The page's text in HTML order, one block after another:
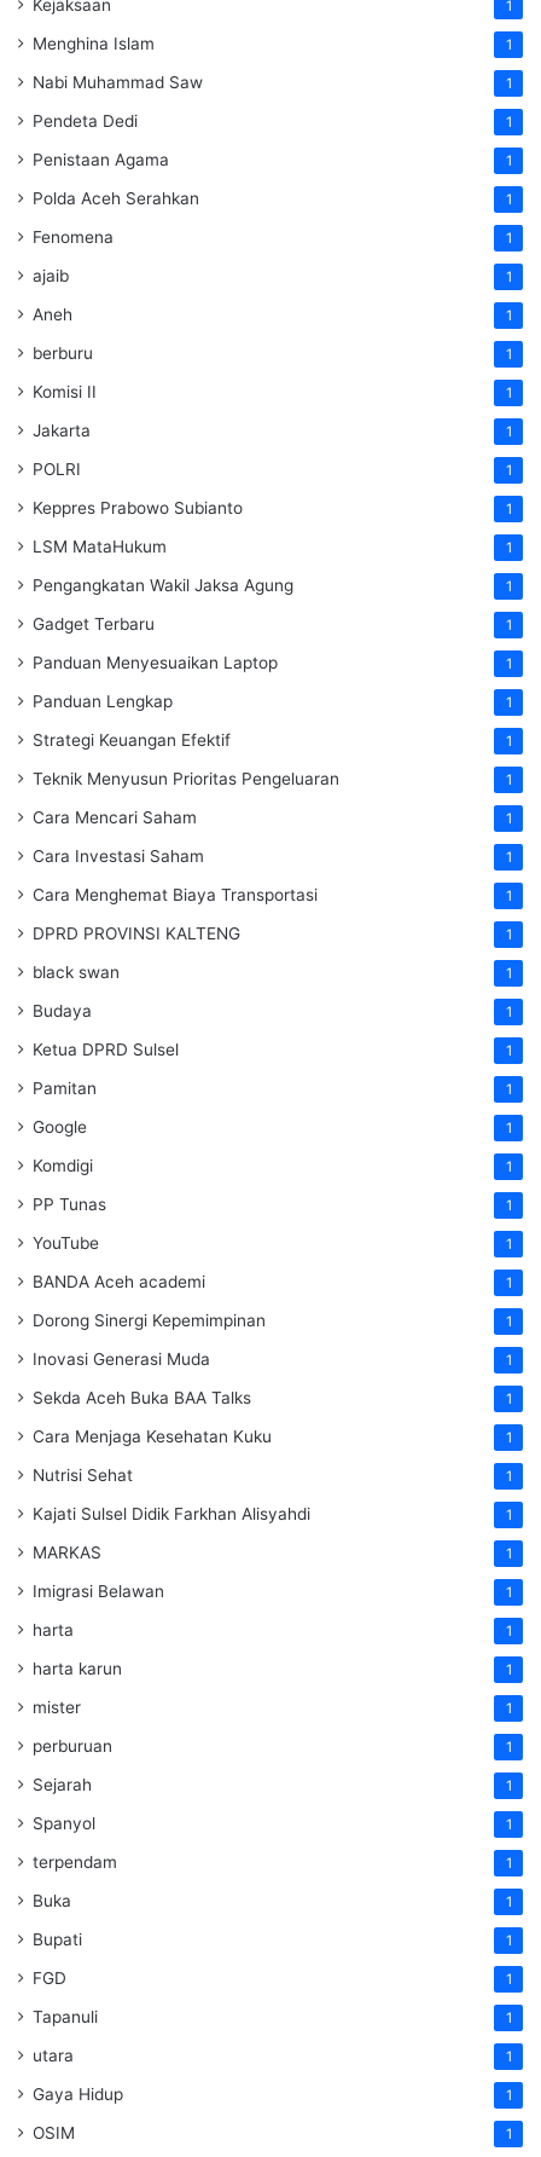
Kejaksaan 1
Menghina Islam 1
Nabi Muhammad Saw 1
Pendeta Dedi 1
Penistaan Agama 1
Polda Aceh Serahkan 1
Fenomena 1
ajaib 1
Aneh 1
berburu 1
Komisi II 1
Jakarta 1
POLRI 1
Keppres Prabowo Subianto 1
LSM MataHukum 1
Pengangkatan Wakil Jaksa Agung 1
Gadget Terbaru 1
Panduan Menyesuaikan Laptop 1
Panduan Lengkap 1
Strategi Keuangan Efektif 1
Teknik Menyusun Prioritas Pengeluaran 1
Cara Mencari Saham 1
Cara Investasi Saham 1
Cara Menghemat Biaya Transportasi 1
DPRD PROVINSI KALTENG 1
black swan 1
Budaya 1
Ketua DPRD Sulsel 1
Pamitan 1
Google 1
Komdigi 1
PP Tunas 1
YouTube 1
BANDA Aceh academi 1
Dorong Sinergi Kepemimpinan 1
Inovasi Generasi Muda 1
Sekda Aceh Buka BAA Talks 1
Cara Menjaga Kesehatan Kuku 1
Nutrisi Sehat 1
Kajati Sulsel Didik Farkhan Alisyahdi 1
MARKAS 1
Imigrasi Belawan 1
harta 1
harta karun 1
mister 1
perburuan 1
Sejarah 1
Spanyol 1
terpendam 1
Buka 1
Bupati 1
FGD 1
Tapanuli 1
utara 1
Gaya Hidup 1
OSIM 1